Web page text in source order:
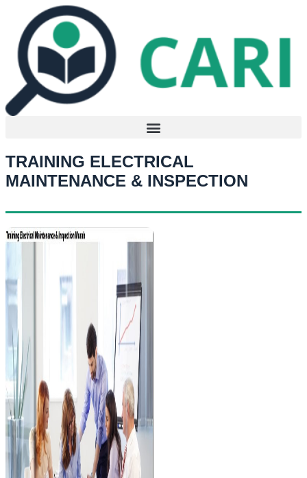
konten
TRAINING ELECTRICAL
MAINTENANCE & INSPECTION